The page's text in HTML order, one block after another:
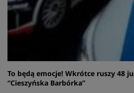
To będą emocje! Wkrótce ruszy 48
“Cieszyńska Barbórka”